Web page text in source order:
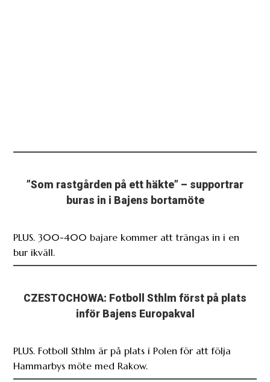
”Som rastgården på ett häkte” – supportrar
buras in i Bajens bortamöte
PLUS. 300-400 bajare kommer att trängas in i en
bur ikväll.
CZESTOCHOWA: Fotboll Sthlm först på plats
inför Bajens Europakval
PLUS. Fotboll Sthlm är på plats i Polen för att följa
Hammarbys möte med Rakow.